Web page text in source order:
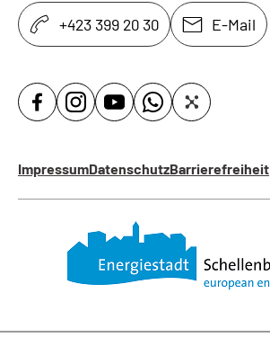
+423 399 20 30 E-Mail
ImpressumDatenschutzBarrierefreiheit